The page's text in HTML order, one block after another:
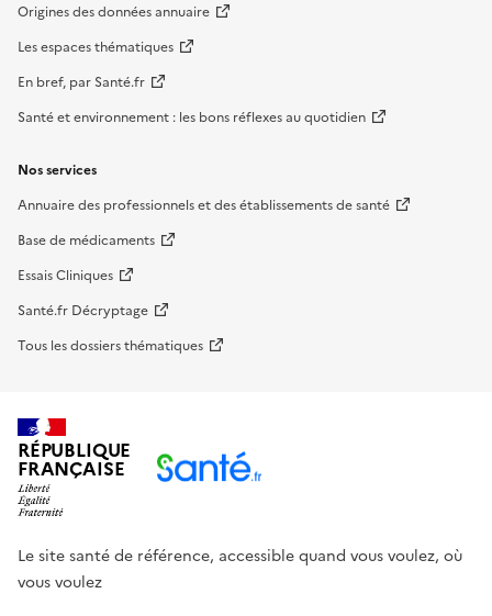
Origines des données annuaire
Les espaces thématiques
En bref, par Santé.fr
Santé et environnement : les bons réflexes au quotidien
Nos services
Annuaire des professionnels et des établissements de santé
Base de médicaments
Essais Cliniques
Santé.fr Décryptage
Tous les dossiers thématiques
RÉPUBLIQUE
FRANÇAISE
Le site santé de référence, accessible quand vous voulez, où
vous voulez